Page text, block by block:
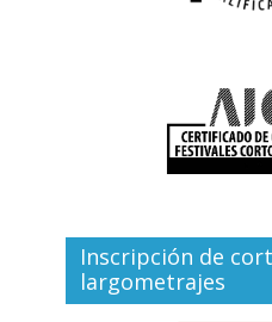
Inscripción de
largometrajes